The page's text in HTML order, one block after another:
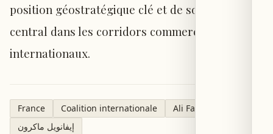
position géostratégique clé et de son rôle
central dans les corridors commerciaux
internationaux.
France Coalition internationale
Ali Faleh al-Zaidi
إيفانويل ماكرون